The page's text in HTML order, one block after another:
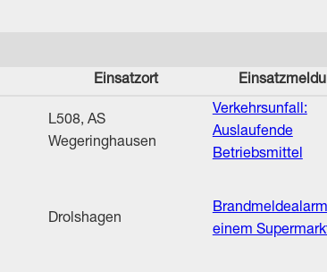
Einsatzort
L508, AS
Wegeringhausen
Verkehrsunfall:
Auslaufende
Betriebsmittel
Drolshagen
einem